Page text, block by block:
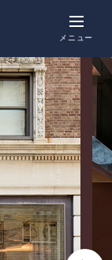
メニュー
ポイント